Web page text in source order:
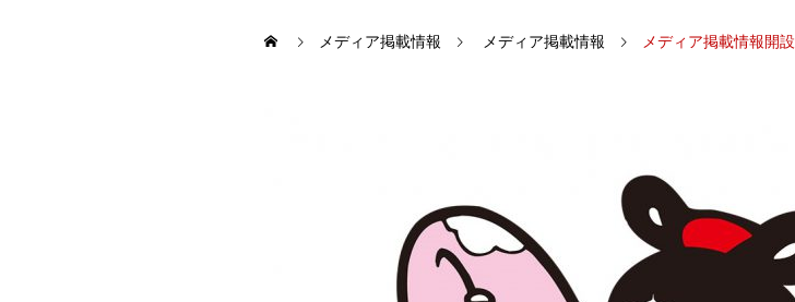
メディア掲載情報 メディア掲載情報 メディア掲載情報開設